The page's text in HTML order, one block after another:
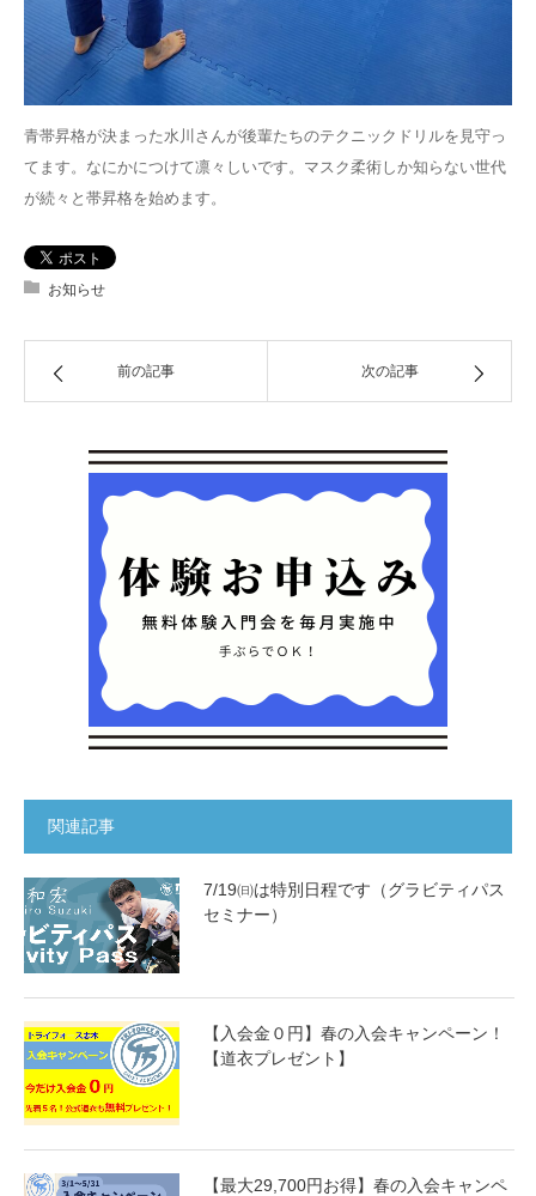
青帯昇格が決まった水川さんが後輩たちのテクニックドリルを見守っ
てます。なにかにつけて凛々しいです。マスク柔術しか知らない世代
が続々と帯昇格を始めます。
お知らせ
前の記事 次の記事
関連記事
7/19㈰は特別日程です（グラビティパス
セミナー）
【入会金０円】春の入会キャンペーン！
【道衣プレゼント】
【最大29,700円お得】春の入会キャンペ